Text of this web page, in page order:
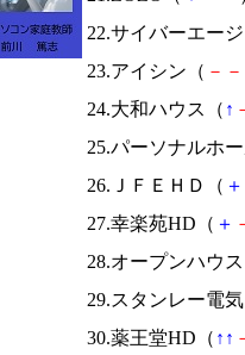
22.サイバーエー
23.アイシン（ － －
24.大和ハウス（ ↑
25.パーソナルホ
26.ＪＦＥＨＤ（ ＋
27.幸楽苑HD（ ＋
28.オープンハウ
29.スタンレー電
30.薬王堂HD（ ↑ ↑